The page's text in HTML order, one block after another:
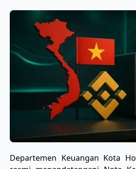
Departemen Keuangan Kota